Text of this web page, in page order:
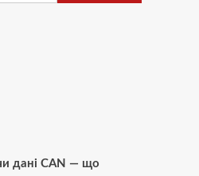
дані CAN — що